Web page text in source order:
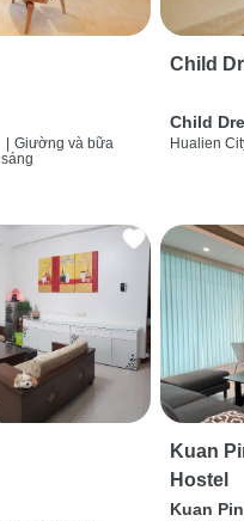
| Giường và bữa
sáng
Child
Child
Hualien
Kuan
Hostel
Kuan